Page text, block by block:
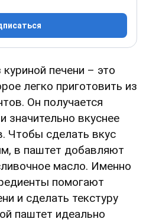
куриной печени – это
легко приготовить из
Он получается
вкуснее
Чтобы сделать вкус
в паштет добавляют
масло. Именно
помогают
и сделать текстуру
паштет идеально